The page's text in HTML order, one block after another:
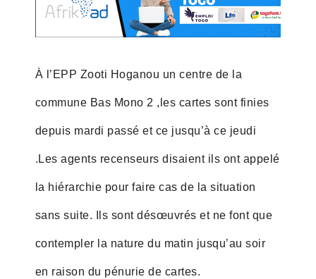
À l’EPP Zooti Hoganou un centre de la
commune Bas Mono 2 ,les cartes sont finies
depuis mardi passé et ce jusqu’à ce jeudi
.Les agents recenseurs disaient ils ont appelé
la hiérarchie pour faire cas de la situation
sans suite. Ils sont désœuvrés et ne font que
contempler la nature du matin jusqu’au soir
en raison du pénurie de cartes.